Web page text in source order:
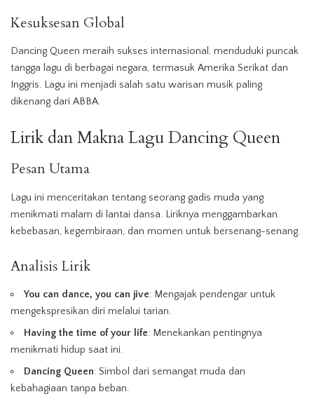
Kesuksesan Global
Dancing Queen meraih sukses internasional, menduduki puncak
tangga lagu di berbagai negara, termasuk Amerika Serikat dan
Inggris. Lagu ini menjadi salah satu warisan musik paling
dikenang dari ABBA.
Lirik dan Makna Lagu Dancing Queen
Pesan Utama
Lagu ini menceritakan tentang seorang gadis muda yang
menikmati malam di lantai dansa. Liriknya menggambarkan
kebebasan, kegembiraan, dan momen untuk bersenang-senang.
Analisis Lirik
You can dance, you can jive: Mengajak pendengar untuk
mengekspresikan diri melalui tarian.
Having the time of your life: Menekankan pentingnya
menikmati hidup saat ini.
Dancing Queen: Simbol dari semangat muda dan
kebahagiaan tanpa beban.